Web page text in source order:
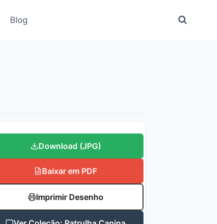
Blog
Download (JPG)
Baixar em PDF
Imprimir Desenho